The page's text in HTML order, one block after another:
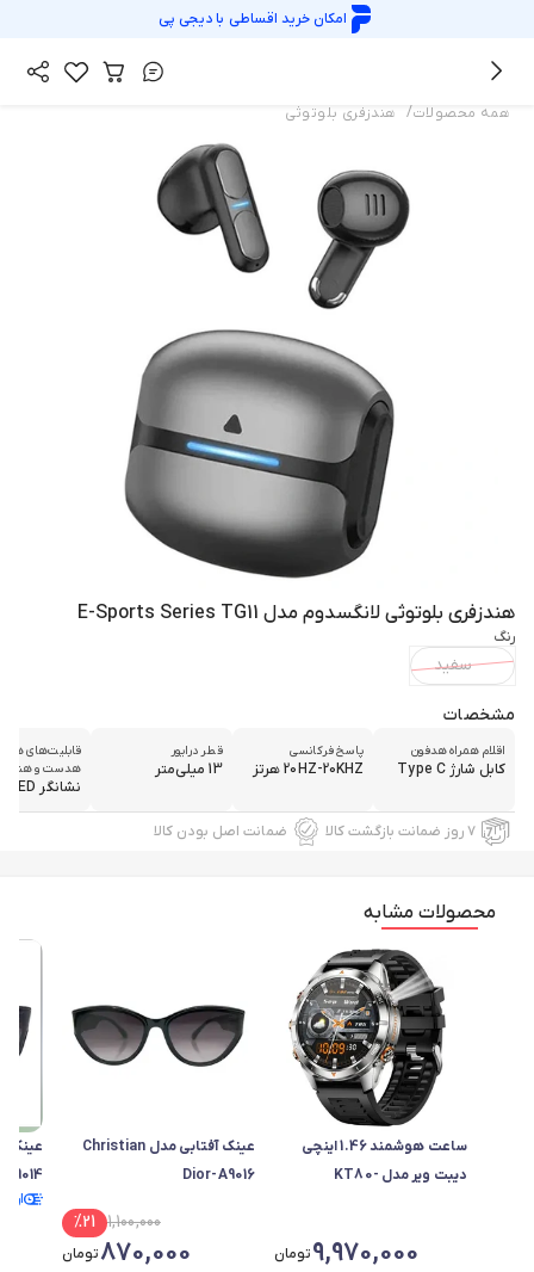
امکان خرید اقساطی بادیجی پی
همه محصولات/ هندزفری بلوتوثی
هندزفری بلوتوثی لانگسدوم مدل E-Sports Series TG11
رنگ
سفید
مشخصات
اقلام همراه هدفون
کابل شارژ Type C
پاسخ فرکانسی
20HZ-20KHZ هرتز
قطر درایور
13 میلی‌متر
قابلیت‌های
هدست و
نشانگر LED
۷ روز ضمانت بازگشت کالا ضمانت اصل بودن کالا
محصولات مشابه
ساعت هوشمند 1.46 اینچی
دیبت ویر مدل KT80-
9,970,000تومان
عینک آفتابی مدل Christian
Dior-A9016
1,100,000
%21
870,000تومان